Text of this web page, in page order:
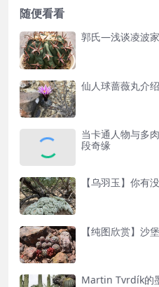
随便看看
郭氏—浅谈凌波
仙人球蔷薇丸介
当卡通人物与多
段奇缘
【乌羽玉】你有
【纯图欣赏】
Martin Tvrdík的